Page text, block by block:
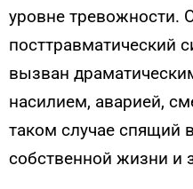
уровне тревожности.
посттравматический
вызван
насилием, аварией,
таком случае спящий
собственной жизни и